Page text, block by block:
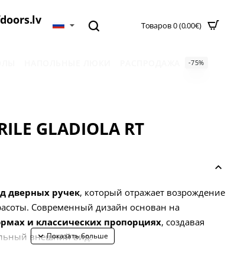
Товаров 0 (0.00€)
-75%
GLADIOLA RT
дверных ручек, который отражает возрождение
Современный дизайн основан на
и классических пропорциях, создавая
внешний вид.